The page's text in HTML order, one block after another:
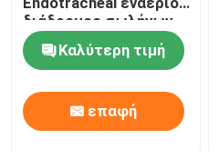
διάδρομος σωλήνων
για το χειρουργικό
cOemΚαλύτερη τιμή
επαφή